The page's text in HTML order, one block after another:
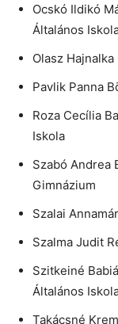
Ocskó Ildikó
Általános
Olasz
Pavlik Panna
Roza Cecília
Iskola
Szabó Andrea
Gimnázium
Szalai
Szalma Judit
Szitkeiné
Általános
Takácsné